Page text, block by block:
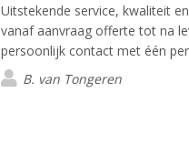
Uitstekende service, kwaliteit
vanaf aanvraag offerte tot na
persoonlijk contact met één
B. van Tongeren